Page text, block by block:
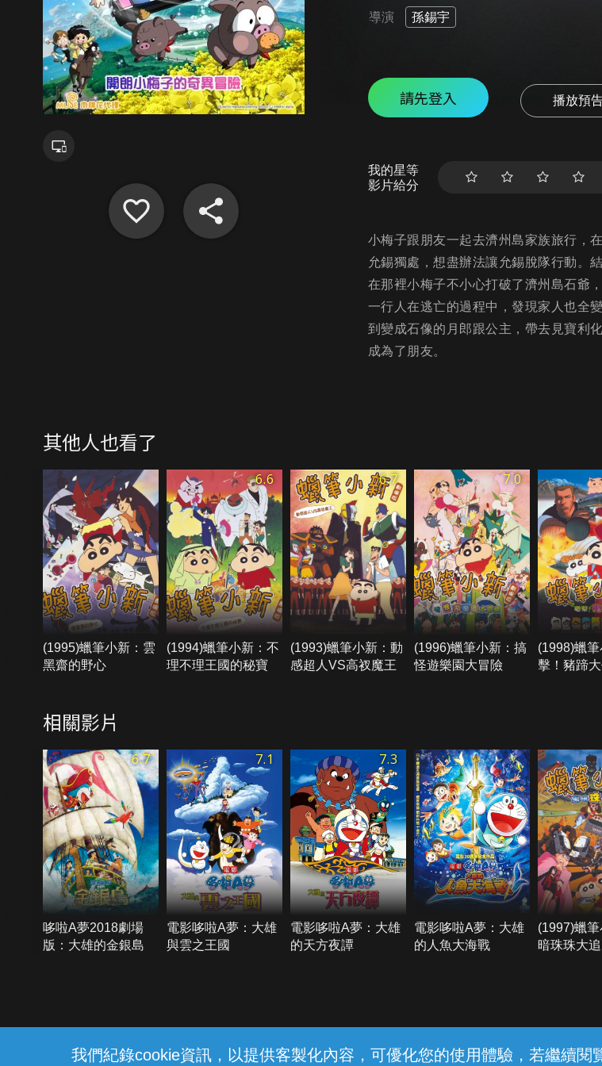
我們紀錄cookie資訊，以提供客製化內容，可優化您的使用體驗，若繼續
導演 孫錫宇
請先登入 播放預
我的星等
影片給分
小梅子跟朋友一起去濟州島家族旅行，
允錫獨處，想盡辦法讓允錫脫隊行動。
在那裡小梅子不小心打破了濟州島石爺
一行人在逃亡的過程中，發現家人也全
到變成石像的月郎跟公主，帶去見寶利
成為了朋友。
其他人也看了
(1995)蠟筆小新：雲
黑齋的野心
6.6
(1994)蠟筆小新：不
理不理王國的秘寶
6.7
(1993)蠟筆小新：動
感超人VS高衩魔王
7.0
(1996)蠟筆小新：搞
怪遊樂園大冒險
(1998)蠟
擊！豬蹄
相關影片
6.7
哆啦A夢2018劇場
版：大雄的金銀島
7.1
電影哆啦A夢：大雄
與雲之王國
7.3
電影哆啦A夢：大雄
的天方夜譚
電影哆啦A夢：大雄
的人魚大海戰
(1997)蠟
暗珠珠大
線上客服 服務條款